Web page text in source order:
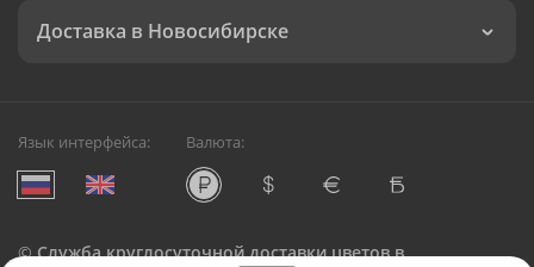
Доставка в Новосибирске
Язык интерфейса: Валюта:
©Служба круглосуточной доставки цветов в